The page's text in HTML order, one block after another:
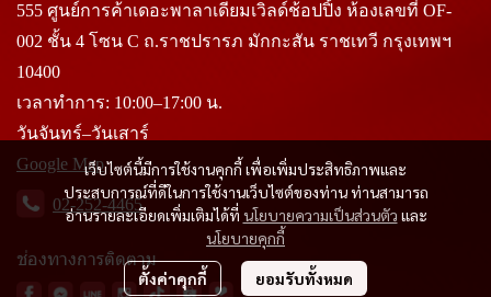
เว็บไซต์นี้มีการใช้งานคุกกี้ เพื่อเพิ่มประสิทธิภาพและ
ประสบการณ์ที่ดีในการใช้งานเว็บไซต์ของท่าน ท่านสามารถ
อ่านรายละเอียดเพิ่มเติมได้ที่ นโยบายความเป็นส่วนตัว และ
นโยบายคุกกี้
ตั้งค่าคุกกี้ ยอมรับทั้งหมด
555 ศูนย์การค้าเดอะพาลาเดียมเวิลด์ช้อปปิ้ง ห้องเลขที่ OF-
002 ชั้น 4 โซน C ถ.ราชปรารภ มักกะสัน ราชเทวี กรุงเทพฯ
10400
เวลาทำการ: 10:00–17:00 น.
วันจันทร์–วันเสาร์
Google Map
02-252-4465
ช่องทางการติดตาม